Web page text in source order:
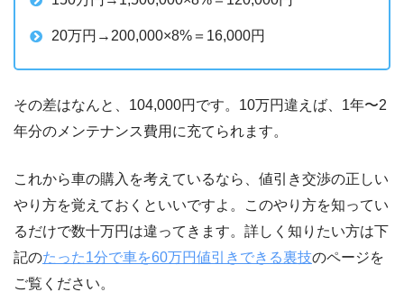
20万円→200,000×8%＝16,000円
その差はなんと、104,000円です。10万円違えば、1年〜2
年分のメンテナンス費用に充てられます。
これから車の購入を考えているなら、値引き交渉の正しい
やり方を覚えておくといいですよ。このやり方を知ってい
るだけで数十万円は違ってきます。詳しく知りたい方は下
記のたった1分で車を60万円値引きできる裏技のページを
ご覧ください。